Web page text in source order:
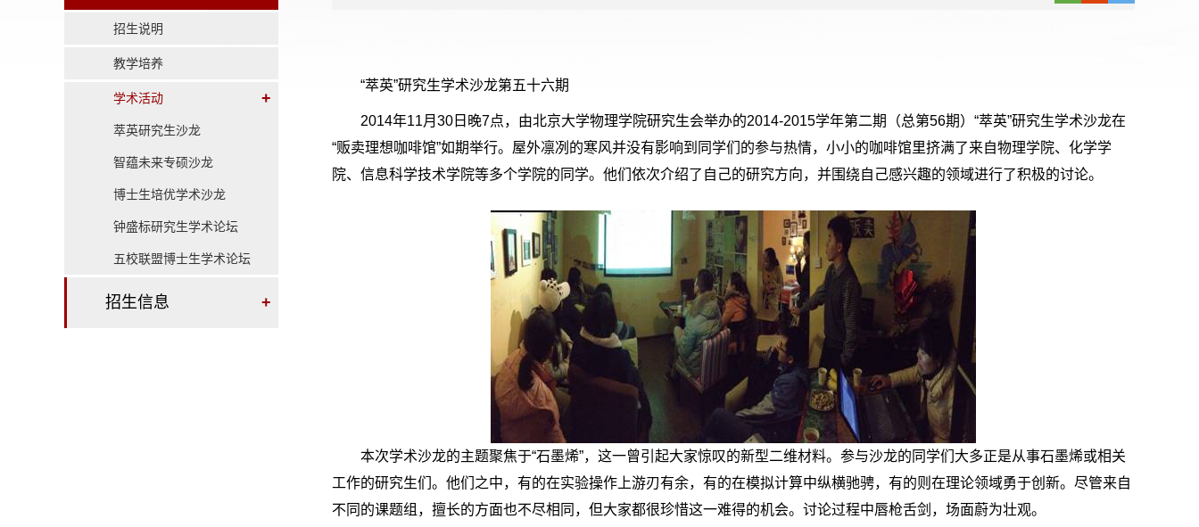
招生说明
教学培养
学术活动 +
萃英研究生沙龙
智蕴未来专硕沙龙
博士生培优学术沙龙
钟盛标研究生学术论坛
五校联盟博士生学术论坛
招生信息 +
“萃英”研究生学术沙龙第五十六期
2014年11月30日晚7点，由北京大学物理学院研究生会举办的2014-2015学年第二期（总第56期）“萃英”研究生学术沙龙在
“贩卖理想咖啡馆”如期举行。屋外凛冽的寒风并没有影响到同学们的参与热情，小小的咖啡馆里挤满了来自物理学院、化学学
院、信息科学技术学院等多个学院的同学。他们依次介绍了自己的研究方向，并围绕自己感兴趣的领域进行了积极的讨论。
本次学术沙龙的主题聚焦于“石墨烯”，这一曾引起大家惊叹的新型二维材料。参与沙龙的同学们大多正是从事石墨烯或相关
工作的研究生们。他们之中，有的在实验操作上游刃有余，有的在模拟计算中纵横驰骋，有的则在理论领域勇于创新。尽管来自
不同的课题组，擅长的方面也不尽相同，但大家都很珍惜这一难得的机会。讨论过程中唇枪舌剑，场面蔚为壮观。